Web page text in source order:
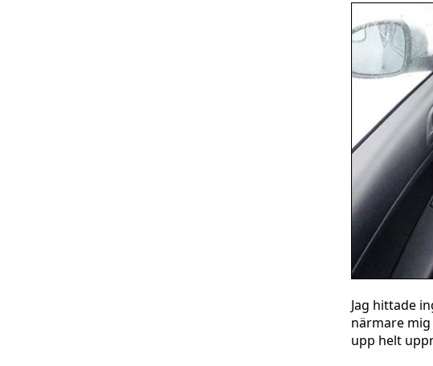
Jag hittade
närmare
upp helt